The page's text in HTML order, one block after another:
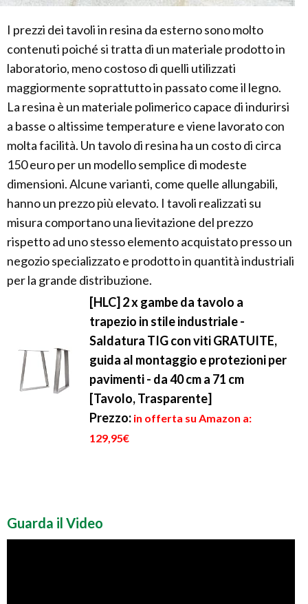
I prezzi dei tavoli in resina da esterno sono molto
contenuti poiché si tratta di un materiale prodotto in
laboratorio, meno costoso di quelli utilizzati
maggiormente soprattutto in passato come il legno.
La resina è un materiale polimerico capace di indurirsi
a basse o altissime temperature e viene lavorato con
molta facilità. Un tavolo di resina ha un costo di circa
150 euro per un modello semplice di modeste
dimensioni. Alcune varianti, come quelle allungabili,
hanno un prezzo più elevato. I tavoli realizzati su
misura comportano una lievitazione del prezzo
rispetto ad uno stesso elemento acquistato presso un
negozio specializzato e prodotto in quantità industriali
per la grande distribuzione.
[HLC] 2 x gambe da tavolo a
trapezio in stile industriale -
Saldatura TIG con viti GRATUITE,
guida al montaggio e protezioni per
pavimenti - da 40 cm a 71 cm
[Tavolo, Trasparente]
Prezzo: in offerta su Amazon a:
129,95€
Guarda il Video